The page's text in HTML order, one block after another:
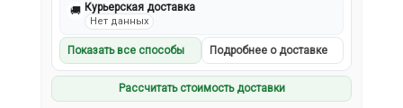
🚚 Курьерская доставка
Нет данных
Показать все способы Подробнее о доставке
Рассчитать стоимость доставки